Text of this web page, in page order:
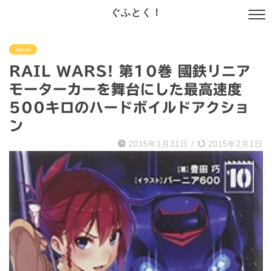
ぐふとく！
Novel
RAIL WARS! 第10巻 國鉄リニア
モーターカーを舞台にした最高速度
500キロのハードボイルドアクショ
ン
2015年1月31日 / 2015年2月1日